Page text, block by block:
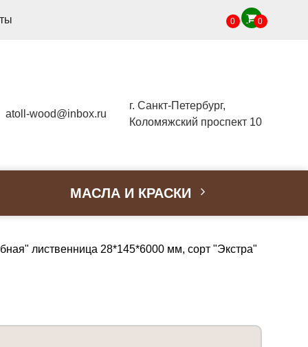
0 0
atoll-wood@inbox.ru
г. Санкт-Петербург,
Коломяжский проспект 10
МАСЛА И КРАСКИ
лиственница 28*145*6000 мм, сорт "Экстра"